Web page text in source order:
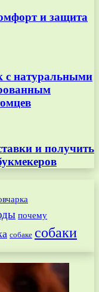
и защита
с натуральными
и получить
почему
собаке собаки